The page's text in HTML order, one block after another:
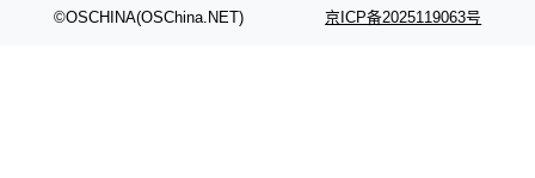
©OSCHINA(OSChina.NET) 京ICP备2025119063号